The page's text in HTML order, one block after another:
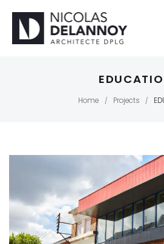
Home / Projects /